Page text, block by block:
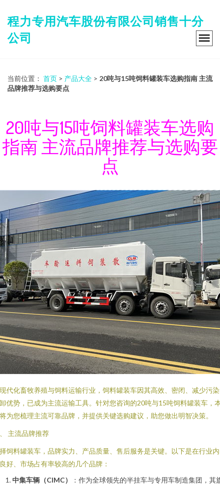
程力专用汽车股份有限公司销售十分
公司
当前位置： 首页 > 产品大全 > 20吨与15吨饲料罐装车选购指南 主流
品牌推荐与选购要点
20吨与15吨饲料罐装车选购
指南 主流品牌推荐与选购要
点
代化畜牧养殖与饲料运输行业，饲料罐装车因其高效、密闭、减少污
优势，已成为主流运输工具。针对您咨询的20吨与15吨饲料罐装车，
为您梳理主流可靠品牌，并提供关键选购建议，助您做出明智决策。
主流品牌推荐
饲料罐装车，品牌实力、产品质量、售后服务是关键。以下是在行业
好、市场占有率较高的几个品牌：
中集车辆（CIMC）
：作为全球领先的半挂车与专用车制造集团，其